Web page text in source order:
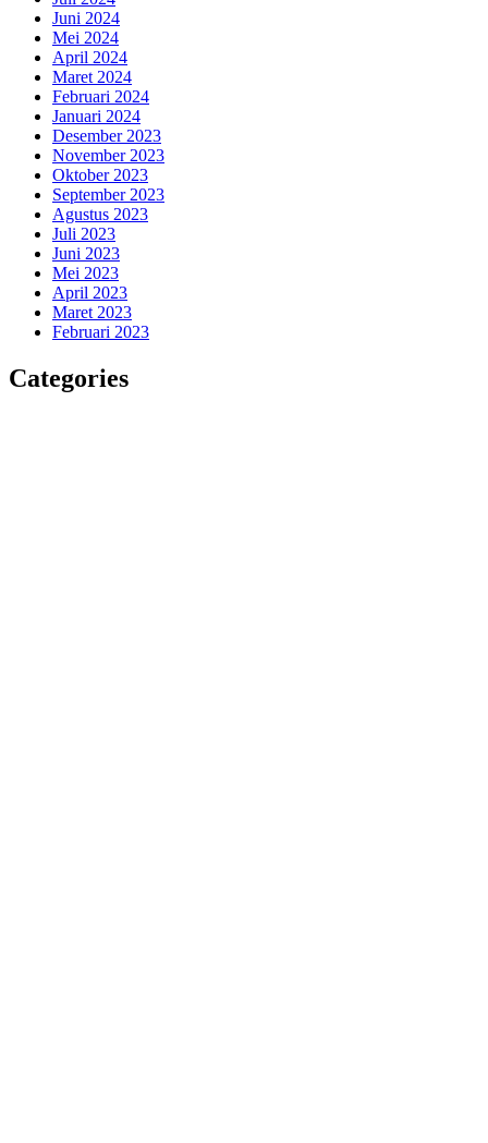
Juni 2024
Mei 2024
April 2024
Maret 2024
Februari 2024
Januari 2024
Desember 2023
November 2023
Oktober 2023
September 2023
Agustus 2023
Juli 2023
Juni 2023
Mei 2023
April 2023
Maret 2023
Februari 2023
Categories